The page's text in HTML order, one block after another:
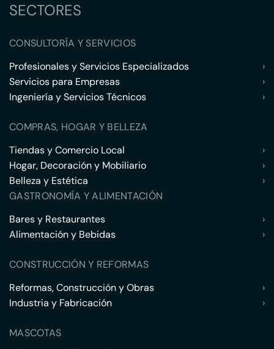
SECTORES
CONSULTORÍA Y SERVICIOS
Profesionales y Servicios Especializados
›
Servicios para Empresas
›
Ingeniería y Servicios Técnicos
›
COMPRAS, HOGAR Y BELLEZA
Tiendas y Comercio Local
›
Hogar, Decoración y Mobiliario
›
Belleza y Estética
›
GASTRONOMÍA Y ALIMENTACIÓN
Bares y Restaurantes
›
Alimentación y Bebidas
›
CONSTRUCCIÓN Y REFORMAS
Reformas, Construcción y Obras
›
Industria y Fabricación
›
MASCOTAS